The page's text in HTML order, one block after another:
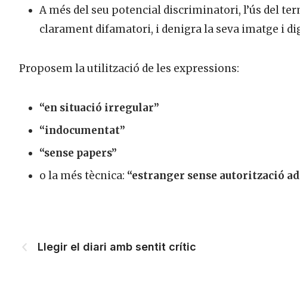
A més del seu potencial discriminatori, l’ús del
clarament difamatori, i denigra la seva imatge i
Proposem la utilització de les expressions:
“en situació irregular”
“indocumentat”
“sense papers”
o la més tècnica: “estranger sense autorització
Llegir el diari amb sentit crític